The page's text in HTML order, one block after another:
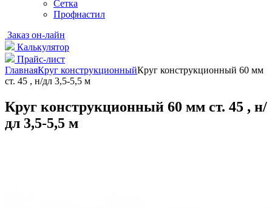
Сетка
Профнастил
Заказ он-лайн
Калькулятор
Прайс-лист
ГлавнаяКруг конструкционныйКруг конструкционный 60 мм
ст. 45 , н/дл 3,5-5,5 м
Круг конструкционный 60 мм ст. 45 , н/
дл 3,5-5,5 м